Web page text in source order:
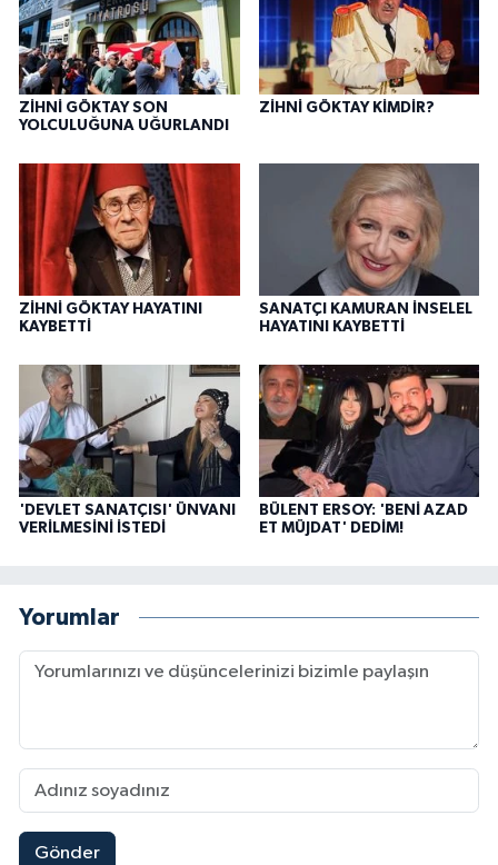
ZİHNİ GÖKTAY SON
YOLCULUĞUNA UĞURLANDI
ZİHNİ GÖKTAY KİMDİR?
ZİHNİ GÖKTAY HAYATINI
KAYBETTİ
SANATÇI KAMURAN İNSELEL
HAYATINI KAYBETTİ
'DEVLET SANATÇISI' ÜNVANI
VERİLMESİNİ İSTEDİ
BÜLENT ERSOY: 'BENİ AZAD
ET MÜJDAT' DEDİM!
Yorumlar
Gönder